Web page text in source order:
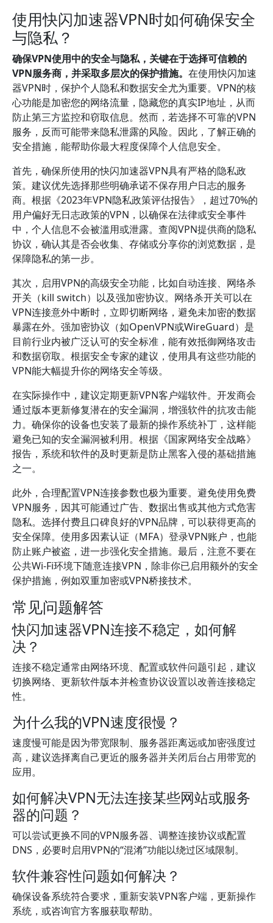
使用快闪加速器VPN时如何确保安全
与隐私？
确保VPN使用中的安全与隐私，关键在于选择可信赖的
VPN服务商，并采取多层次的保护措施。 在使用快闪加速
器VPN时，保护个人隐私和数据安全尤为重要。VPN的核
心功能是加密您的网络流量，隐藏您的真实IP地址，从而
防止第三方监控和窃取信息。然而，若选择不可靠的VPN
服务，反而可能带来隐私泄露的风险。因此，了解正确的
安全措施，能帮助你最大程度保障个人信息安全。
首先，确保所使用的快闪加速器VPN具有严格的隐私政
策。建议优先选择那些明确承诺不保存用户日志的服务
商。根据《2023年VPN隐私政策评估报告》，超过70%的
用户偏好无日志政策的VPN，以确保在法律或安全事件
中，个人信息不会被滥用或泄露。查阅VPN提供商的隐私
协议，确认其是否会收集、存储或分享你的浏览数据，是
保障隐私的第一步。
其次，启用VPN的高级安全功能，比如自动连接、网络杀
开关（kill switch）以及强加密协议。网络杀开关可以在
VPN连接意外中断时，立即切断网络，避免未加密的数据
暴露在外。强加密协议（如OpenVPN或WireGuard）是
目前行业内被广泛认可的安全标准，能有效抵御网络攻击
和数据窃取。根据安全专家的建议，使用具有这些功能的
VPN能大幅提升你的网络安全等级。
在实际操作中，建议定期更新VPN客户端软件。开发商会
通过版本更新修复潜在的安全漏洞，增强软件的抗攻击能
力。确保你的设备也安装了最新的操作系统补丁，这样能
避免已知的安全漏洞被利用。根据《国家网络安全战略》
报告，系统和软件的及时更新是防止黑客入侵的基础措施
之一。
此外，合理配置VPN连接参数也极为重要。避免使用免费
VPN服务，因其可能通过广告、数据出售或其他方式危害
隐私。选择付费且口碑良好的VPN品牌，可以获得更高的
安全保障。使用多因素认证（MFA）登录VPN账户，也能
防止账户被盗，进一步强化安全措施。最后，注意不要在
公共Wi-Fi环境下随意连接VPN，除非你已启用额外的安全
保护措施，例如双重加密或VPN桥接技术。
常见问题解答
快闪加速器VPN连接不稳定，如何解
决？
连接不稳定通常由网络环境、配置或软件问题引起，建议
切换网络、更新软件版本并检查协议设置以改善连接稳定
性。
为什么我的VPN速度很慢？
速度慢可能是因为带宽限制、服务器距离远或加密强度过
高，建议选择离自己更近的服务器并关闭后台占用带宽的
应用。
如何解决VPN无法连接某些网站或服务
器的问题？
可以尝试更换不同的VPN服务器、调整连接协议或配置
DNS，必要时启用VPN的“混淆”功能以绕过区域限制。
软件兼容性问题如何解决？
确保设备系统符合要求，重新安装VPN客户端，更新操作
系统，或咨询官方客服获取帮助。